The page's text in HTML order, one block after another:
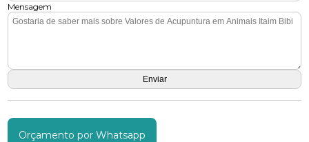
Mensagem
Orçamento por Whatsapp